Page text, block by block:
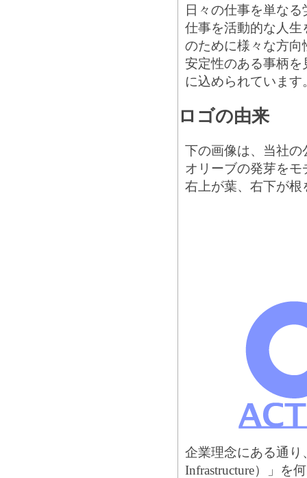
日々の仕事を単な
仕事を活動的な人
のために様々な方
安定性のある事柄
に込められています
ロゴの由来
下の画像は、当社
オリーブの発芽を
右上が葉、右下が
企業理念にある通
Infrastructure）」を